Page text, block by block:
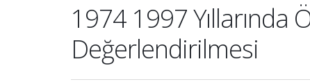
1974 1997 Yıllarında
Değerlendirilmesi